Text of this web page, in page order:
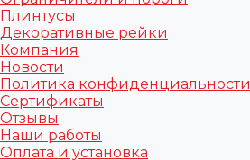
Плинтусы
Декоративные рейки
Компания
Новости
Политика конфиденциальности
Сертификаты
Отзывы
Наши работы
Оплата и установка